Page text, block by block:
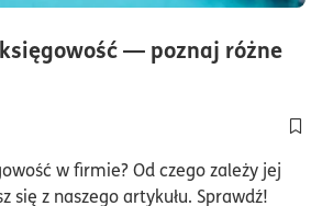
— poznaj różne
w firmie? Od czego zależy jej
się z naszego artykułu. Sprawdź!